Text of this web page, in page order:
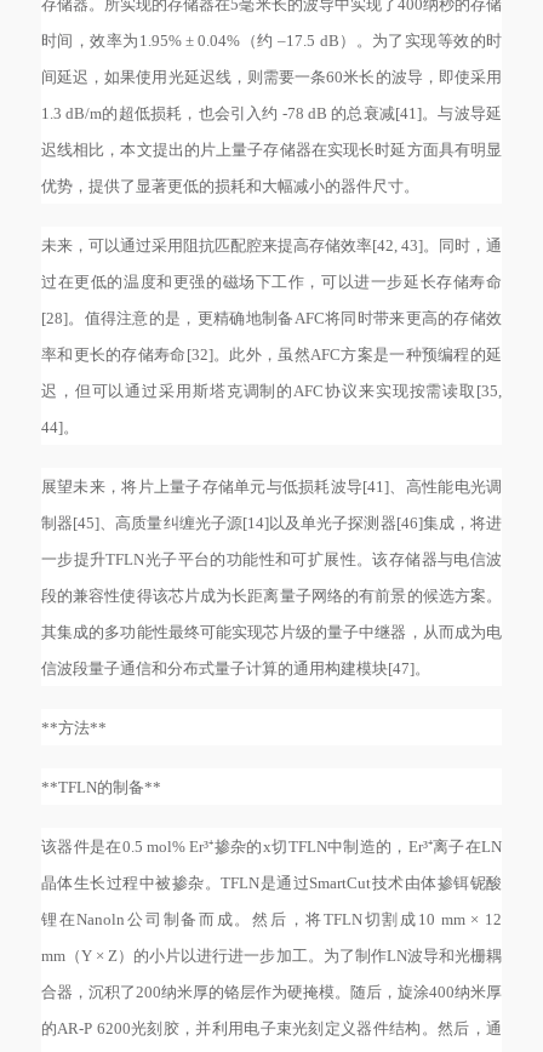
存储器。所实现的存储器在5毫米长的波导中实现了400纳秒的存储
时间，效率为1.95% ± 0.04%（约 –17.5 dB）。为了实现等效的时
间延迟，如果使用光延迟线，则需要一条60米长的波导，即使采用
1.3 dB/m的超低损耗，也会引入约 -78 dB 的总衰减[41]。与波导延
迟线相比，本文提出的片上量子存储器在实现长时延方面具有明显
优势，提供了显著更低的损耗和大幅减小的器件尺寸。
未来，可以通过采用阻抗匹配腔来提高存储效率[42, 43]。同时，通
过在更低的温度和更强的磁场下工作，可以进一步延长存储寿命
[28]。值得注意的是，更精确地制备AFC将同时带来更高的存储效
率和更长的存储寿命[32]。此外，虽然AFC方案是一种预编程的延
迟，但可以通过采用斯塔克调制的AFC协议来实现按需读取[35,
44]。
展望未来，将片上量子存储单元与低损耗波导[41]、高性能电光调
制器[45]、高质量纠缠光子源[14]以及单光子探测器[46]集成，将进
一步提升TFLN光子平台的功能性和可扩展性。该存储器与电信波
段的兼容性使得该芯片成为长距离量子网络的有前景的候选方案。
其集成的多功能性最终可能实现芯片级的量子中继器，从而成为电
信波段量子通信和分布式量子计算的通用构建模块[47]。
**方法**
**TFLN的制备**
该器件是在0.5 mol% Er³⁺掺杂的x切TFLN中制造的，Er³⁺离子在LN
晶体生长过程中被掺杂。TFLN是通过SmartCut技术由体掺铒铌酸
锂在Nanoln公司制备而成。然后，将TFLN切割成10 mm × 12
mm（Y × Z）的小片以进行进一步加工。为了制作LN波导和光栅耦
合器，沉积了200纳米厚的铬层作为硬掩模。随后，旋涂400纳米厚
的AR-P 6200光刻胶，并利用电子束光刻定义器件结构。然后，通